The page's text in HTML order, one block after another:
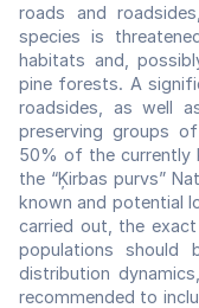
roads and
species is
habitats and,
pine forests. A
roadsides, as well
preserving groups
50% of the currently
the “Ķirbas purvs”
known and potential
carried out, the
populations should
distribution
recommended to